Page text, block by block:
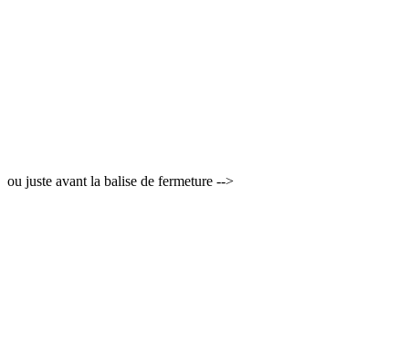
ou juste avant la balise de fermeture -->